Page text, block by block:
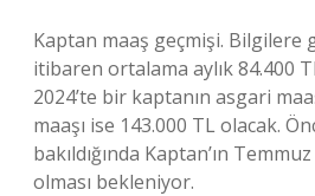
Kaptan maaş geçmişi. Bilgilere
itibaren ortalama aylık 84.400
2024’te bir kaptanın asgari
maaşı ise 143.000 TL olacak.
bakıldığında Kaptan’ın
olması bekleniyor.